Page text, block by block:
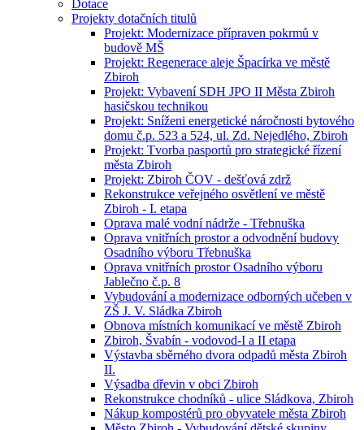
Dotace
Projekty dotačních titulů
Projekt: Modernizace přípraven pokrmů v
budově MŠ
Projekt: Regenerace aleje Špacírka ve městě
Zbiroh
Projekt: Vybavení SDH JPO II Města Zbiroh
hasičskou technikou
Projekt: Sníženi energetické náročnosti bytového
domu č.p. 523 a 524, ul. Zd. Nejedlého, Zbiroh
Projekt: Tvorba pasportů pro strategické řízení
města Zbiroh
Projekt: Zbiroh ČOV - dešťová zdrž
Rekonstrukce veřejného osvětlení ve městě
Zbiroh - I. etapa
Oprava malé vodní nádrže - Třebnuška
Oprava vnitřních prostor a odvodnění budovy
Osadního výboru Třebnuška
Oprava vnitřních prostor Osadního výboru
Jablečno č.p. 8
Vybudování a modernizace odborných učeben v
ZŠ J. V. Sládka Zbiroh
Obnova místních komunikací ve městě Zbiroh
Zbiroh, Švabín - vodovod-I a II etapa
Výstavba sběrného dvora odpadů města Zbiroh
II.
Výsadba dřevin v obci Zbiroh
Rekonstrukce chodníků - ulice Sládkova, Zbiroh
Nákup kompostérů pro obyvatele města Zbiroh